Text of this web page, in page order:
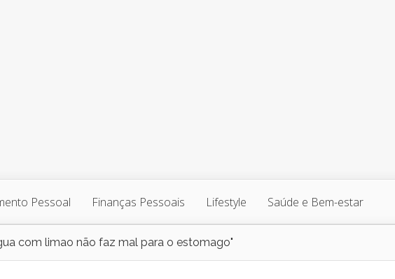
Pessoal Finanças Pessoais Lifestyle Saúde e Bem-estar
com limao não faz mal para o estomago"